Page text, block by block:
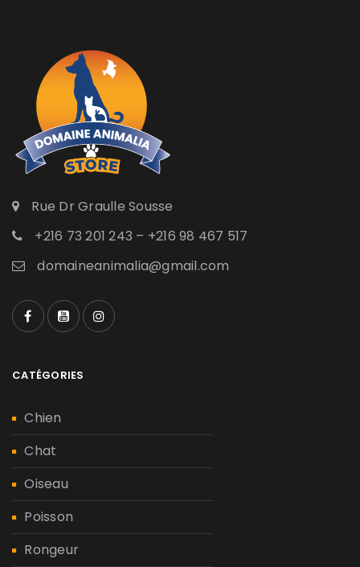
Rue Dr Graulle Sousse
+216 73 201 243 – +216 98 467 517
domaineanimalia@gmail.com
CATÉGORIES
Chien
Chat
Oiseau
Poisson
Rongeur